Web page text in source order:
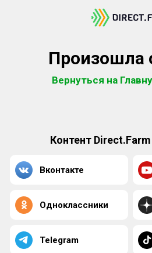
Произошла
Вернуться на
Контент
Вконтакте
Одноклассники
Telegram